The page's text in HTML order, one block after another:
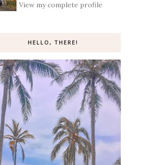
View my complete profile
HELLO, THERE!